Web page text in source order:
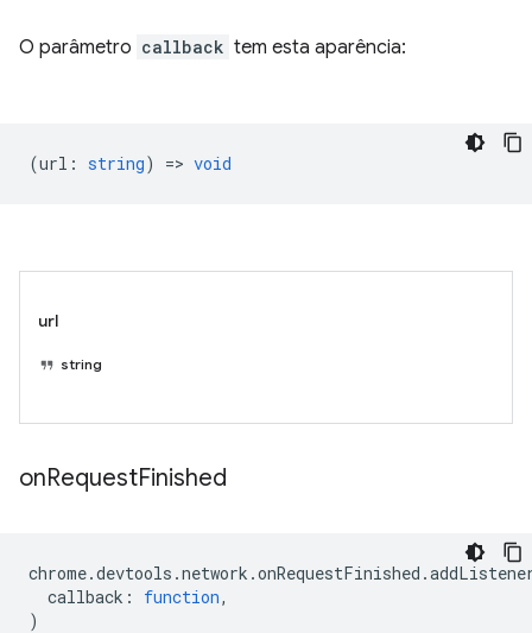
O parâmetro callback tem esta aparência:
(url : string) => void
url
string
onRequestFinished
chrome.devtools .network .onRequestFinished .
callback : function,
)